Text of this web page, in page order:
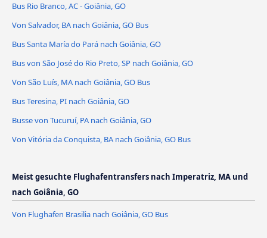
Bus Rio Branco, AC - Goiânia, GO
Von Salvador, BA nach Goiânia, GO Bus
Bus Santa María do Pará nach Goiânia, GO
Bus von São José do Rio Preto, SP nach Goiânia, GO
Von São Luís, MA nach Goiânia, GO Bus
Bus Teresina, PI nach Goiânia, GO
Busse von Tucuruí, PA nach Goiânia, GO
Von Vitória da Conquista, BA nach Goiânia, GO Bus
Meist gesuchte Flughafentransfers nach Imperatriz, MA und
nach Goiânia, GO
Von Flughafen Brasilia nach Goiânia, GO Bus